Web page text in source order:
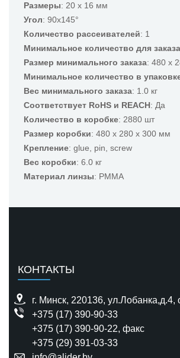
Размеры: 20 x 16 мм
Угол: 90x145°
Количество рассеивателей: 1
Минимальное количество для заказа
Размер минимального заказа: 480 x
Минимальное количество в
Вес минимального заказа: 1.0 кг
Соответствует RoHS и REACH: Да
Количество в коробке: 2880 шт
Размер коробки: 480 x 280 x 300 мм
Крепление: glue, pin, screw
Вес коробки: 6.0 кг
Материал линзы: PMMA
КОНТАКТЫ
г. Минск, 220136, ул.Лобанка,д.4,
+375 (17) 390-90-33
+375 (17) 390-90-22, факс
+375 (29) 391-03-33